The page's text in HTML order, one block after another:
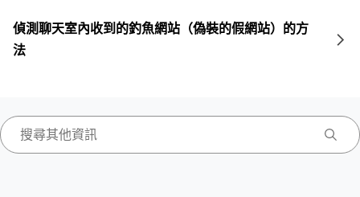
偵測聊天室內收到的釣魚網站（偽裝的假網站）的方
法